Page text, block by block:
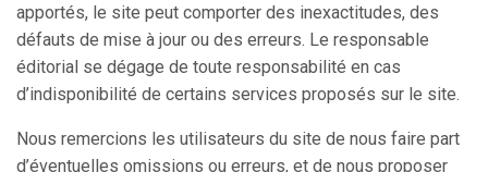
apportés, le site peut comporter des inexactitudes, des
défauts de mise à jour ou des erreurs. Le responsable
éditorial se dégage de toute responsabilité en cas
d’indisponibilité de certains services proposés sur le site.
Nous remercions les utilisateurs du site de nous faire part
d’éventuelles omissions ou erreurs, et de nous proposer